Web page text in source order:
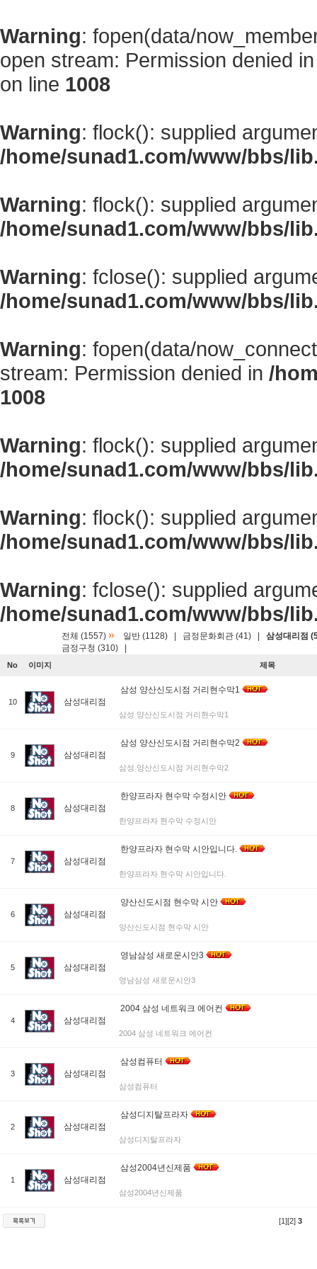
Warning: fopen(data/
open stream: Permission denied
on line 1008
Warning: flock(): supplied
/home/sunad1.com/www/bbs/
Warning: flock(): supplied
/home/sunad1.com/www/bbs/
Warning: fclose(): supplied
/home/sunad1.com/www/bbs/
Warning: fopen(data/
stream: Permission denied in /
1008
Warning: flock(): supplied
/home/sunad1.com/www/bbs/
Warning: flock(): supplied
/home/sunad1.com/www/bbs/
Warning: fclose(): supplied
/home/sunad1.com/www/bbs/
전체 (1557) » 일반 (1128) 금정문화회관 (41)
삼성대리점
금정구청 (310)
No 이미지 제목
10 삼성대리점
삼성 양산신도시점 거리현수막1
삼성 양산신도시점 거리현수막1
9 삼성대리점
삼성 양산신도시점 거리현수막2
삼성 양산신도시점 거리현수막2
8 삼성대리점
한양프라자 현수막 수정시안
한양프라자 현수막 수정시안
7 삼성대리점
한양프라자 현수막 시안입니다.
한양프라자 현수막 시안입니다.
6 삼성대리점
양산신도시점 현수막 시안
양산신도시점 현수막 시안
5 삼성대리점
영남삼성 새로운시안3
영남삼성 새로운시안3
4 삼성대리점
2004 삼성 네트워크 에어컨
2004 삼성 네트워크 에어컨
3 삼성대리점
삼성컴퓨터
삼성컴퓨터
2 삼성대리점
삼성디지탈프라자
삼성디지탈프라자
1 삼성대리점
삼성2004년신제품
삼성2004년신제품
[1][2] 3